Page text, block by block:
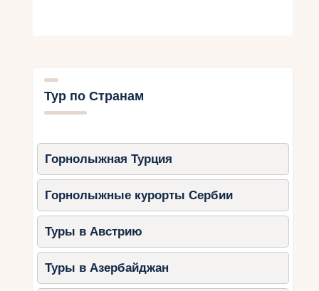
Тур по Странам
Горнолыжная Турция
Горнолыжные курорты Сербии
Туры в Австрию
Туры в Азербайджан